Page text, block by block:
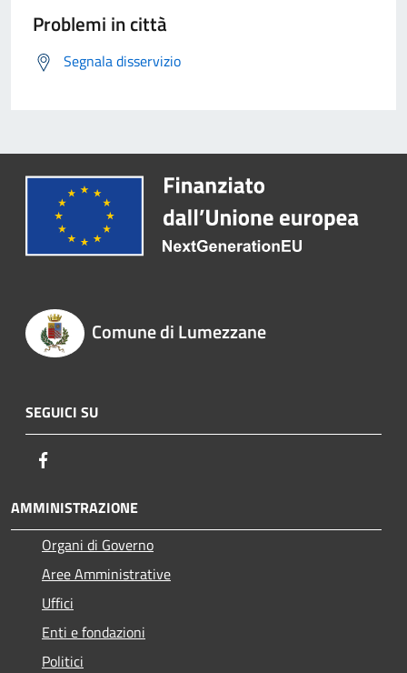
Problemi in città
Segnala disservizio
Comune di Lumezzane
SEGUICI SU
AMMINISTRAZIONE
Organi di Governo
Aree Amministrative
Uffici
Enti e fondazioni
Politici